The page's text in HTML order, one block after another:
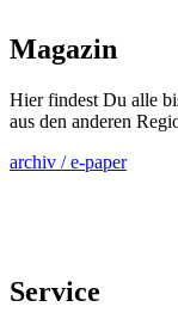
Magazin
Hier findest Du alle
aus den anderen
archiv / e-paper
Service